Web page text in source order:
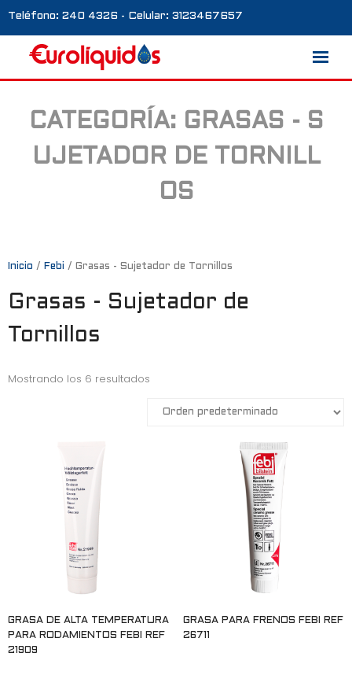
Teléfono: 240 4326 - Celular: 3123467657
Marcas
Nosotros
Contacto
0 productos
CATEGORÍA: GRASAS - S
UJETADOR DE TORNILL
OS
Inicio / Febi / Grasas - Sujetador de Tornillos
Grasas - Sujetador de
Tornillos
Mostrando los 6 resultados
GRASA DE ALTA TEMPERATURA
PARA RODAMIENTOS FEBI REF
21909
GRASA PARA FRENOS FEBI REF
26711